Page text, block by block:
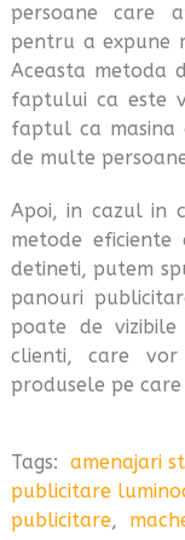
persoane care
pentru a expune
Aceasta metoda
faptului ca este
faptul ca masina
de multe
Apoi, in cazul in
metode
detineti, putem
panouri
poate de
clienti, care
produsele pe
Tags: amenajari
publicitare
publicitare,